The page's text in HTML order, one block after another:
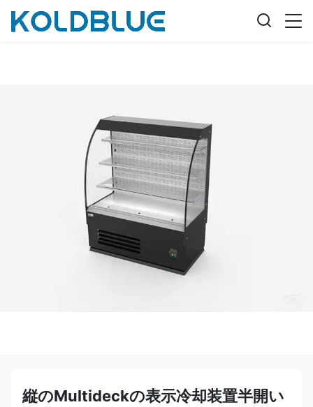
縦のMultideckの表示冷却装置半開い